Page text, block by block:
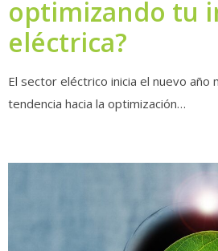
de
2026
optimizando tu
eléctrica?
El sector eléctrico inicia el nuevo año
tendencia hacia la optimización…